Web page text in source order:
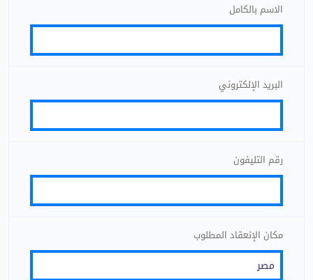
الاسم بالكامل
البريد الإلكتروني
رقم التليفون
مكان الإنعقاد المطلوب